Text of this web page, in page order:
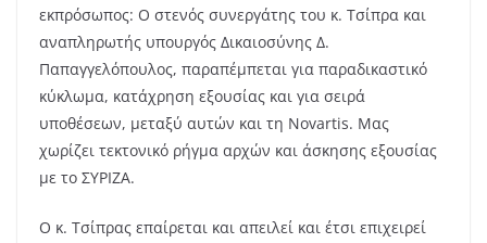
εκπρόσωπος: Ο στενός συνεργάτης του κ. Τσίπρα και
αναπληρωτής υπουργός Δικαιοσύνης Δ.
Παπαγγελόπουλος, παραπέμπεται για παραδικαστικό
κύκλωμα, κατάχρηση εξουσίας και για σειρά
υποθέσεων, μεταξύ αυτών και τη Novartis. Μας
χωρίζει τεκτονικό ρήγμα αρχών και άσκησης εξουσίας
με το ΣΥΡΙΖΑ.
Ο κ. Τσίπρας επαίρεται και απειλεί και έτσι επιχειρεί